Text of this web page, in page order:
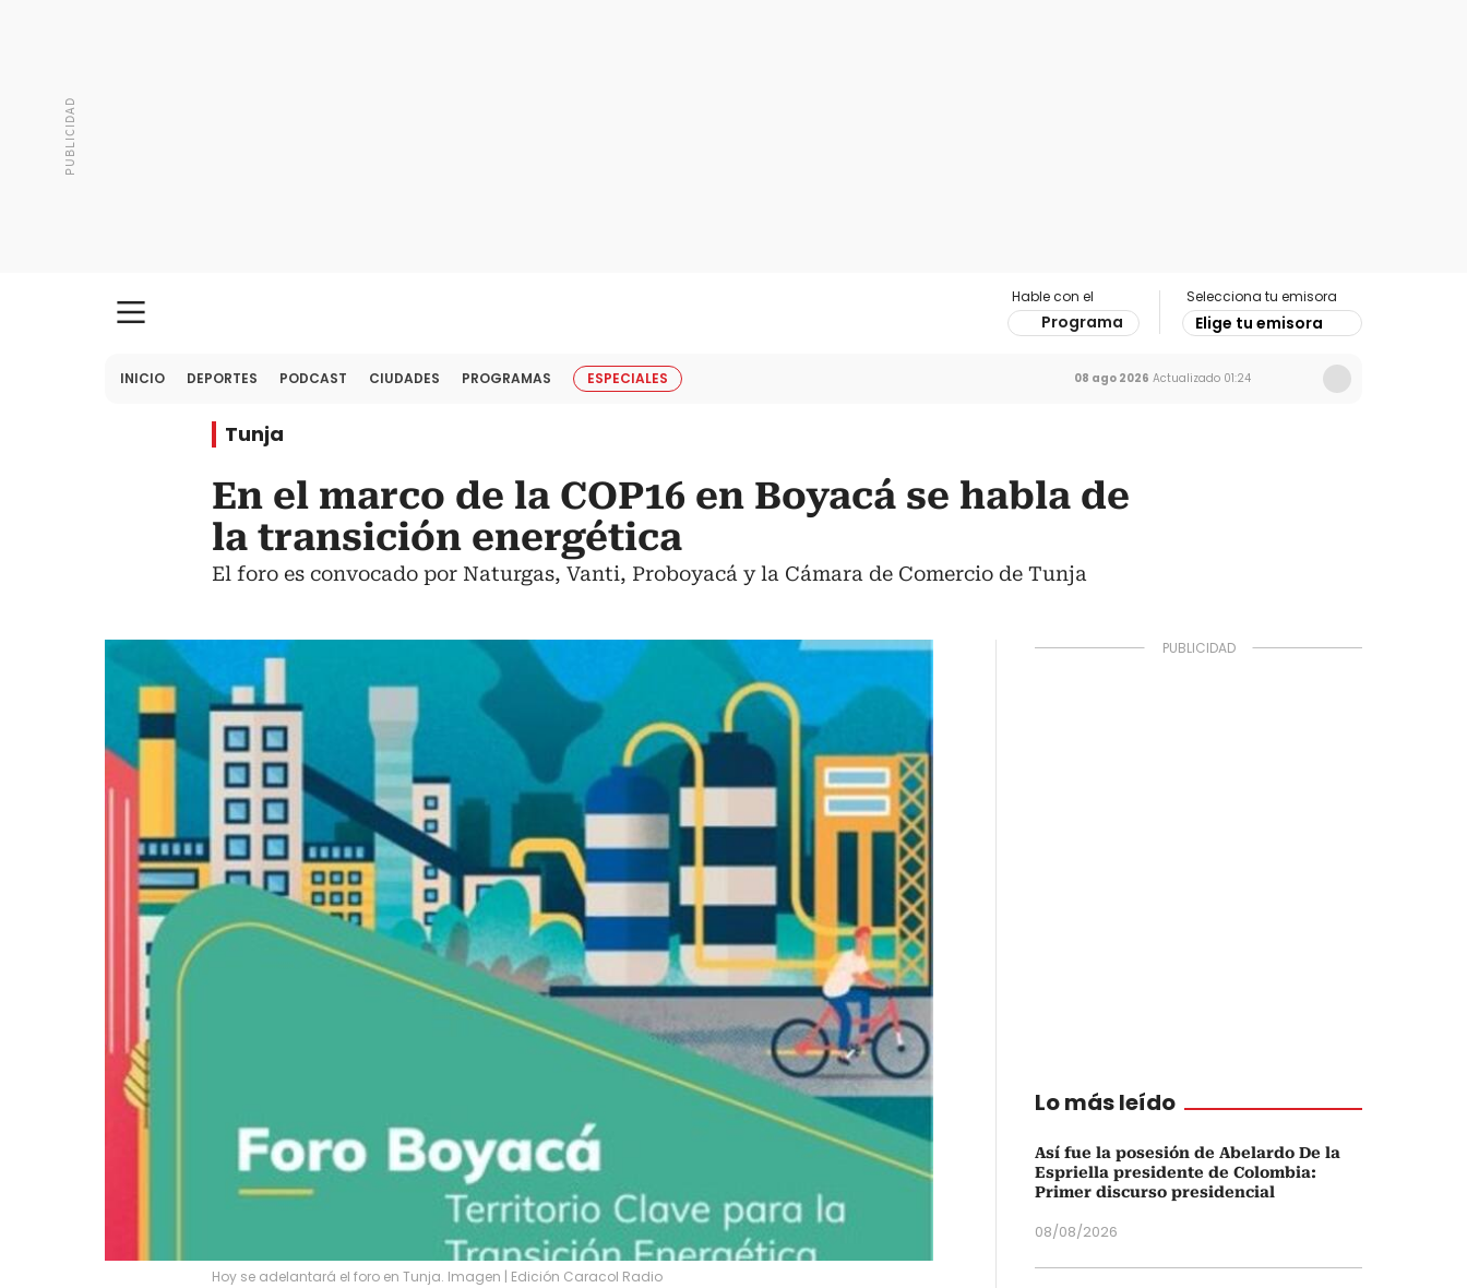
Hable con el
Programa
Selecciona tu emisora
Elige tu emisora
INICIO DEPORTES PODCAST CIUDADES PROGRAMAS ESPECIALES 08 ago 2026 Actualizado 01:24
Tunja
En el marco de la COP16 en Boyacá se habla de
la transición energética
El foro es convocado por Naturgas, Vanti, Proboyacá y la Cámara de Comercio de Tunja
Hoy se adelantará el foro en Tunja. Imagen | Edición Caracol Radio
Lo más leído
Así fue la posesión de Abelardo De la
Espriella presidente de Colombia:
Primer discurso presidencial
08/08/2026